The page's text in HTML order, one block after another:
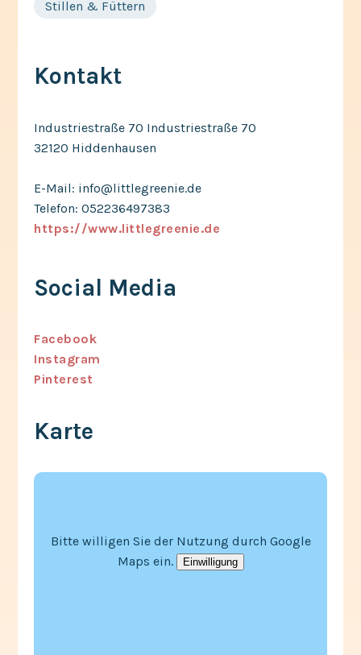
Stillen & Füttern
Kontakt
Industriestraße 70 Industriestraße 70
32120 Hiddenhausen
E-Mail: info@littlegreenie.de
Telefon: 052236497383
https://www.littlegreenie.de
Social Media
Facebook
Instagram
Pinterest
Karte
Bitte willigen Sie der Nutzung durch Google
Maps ein.
Einwilligung